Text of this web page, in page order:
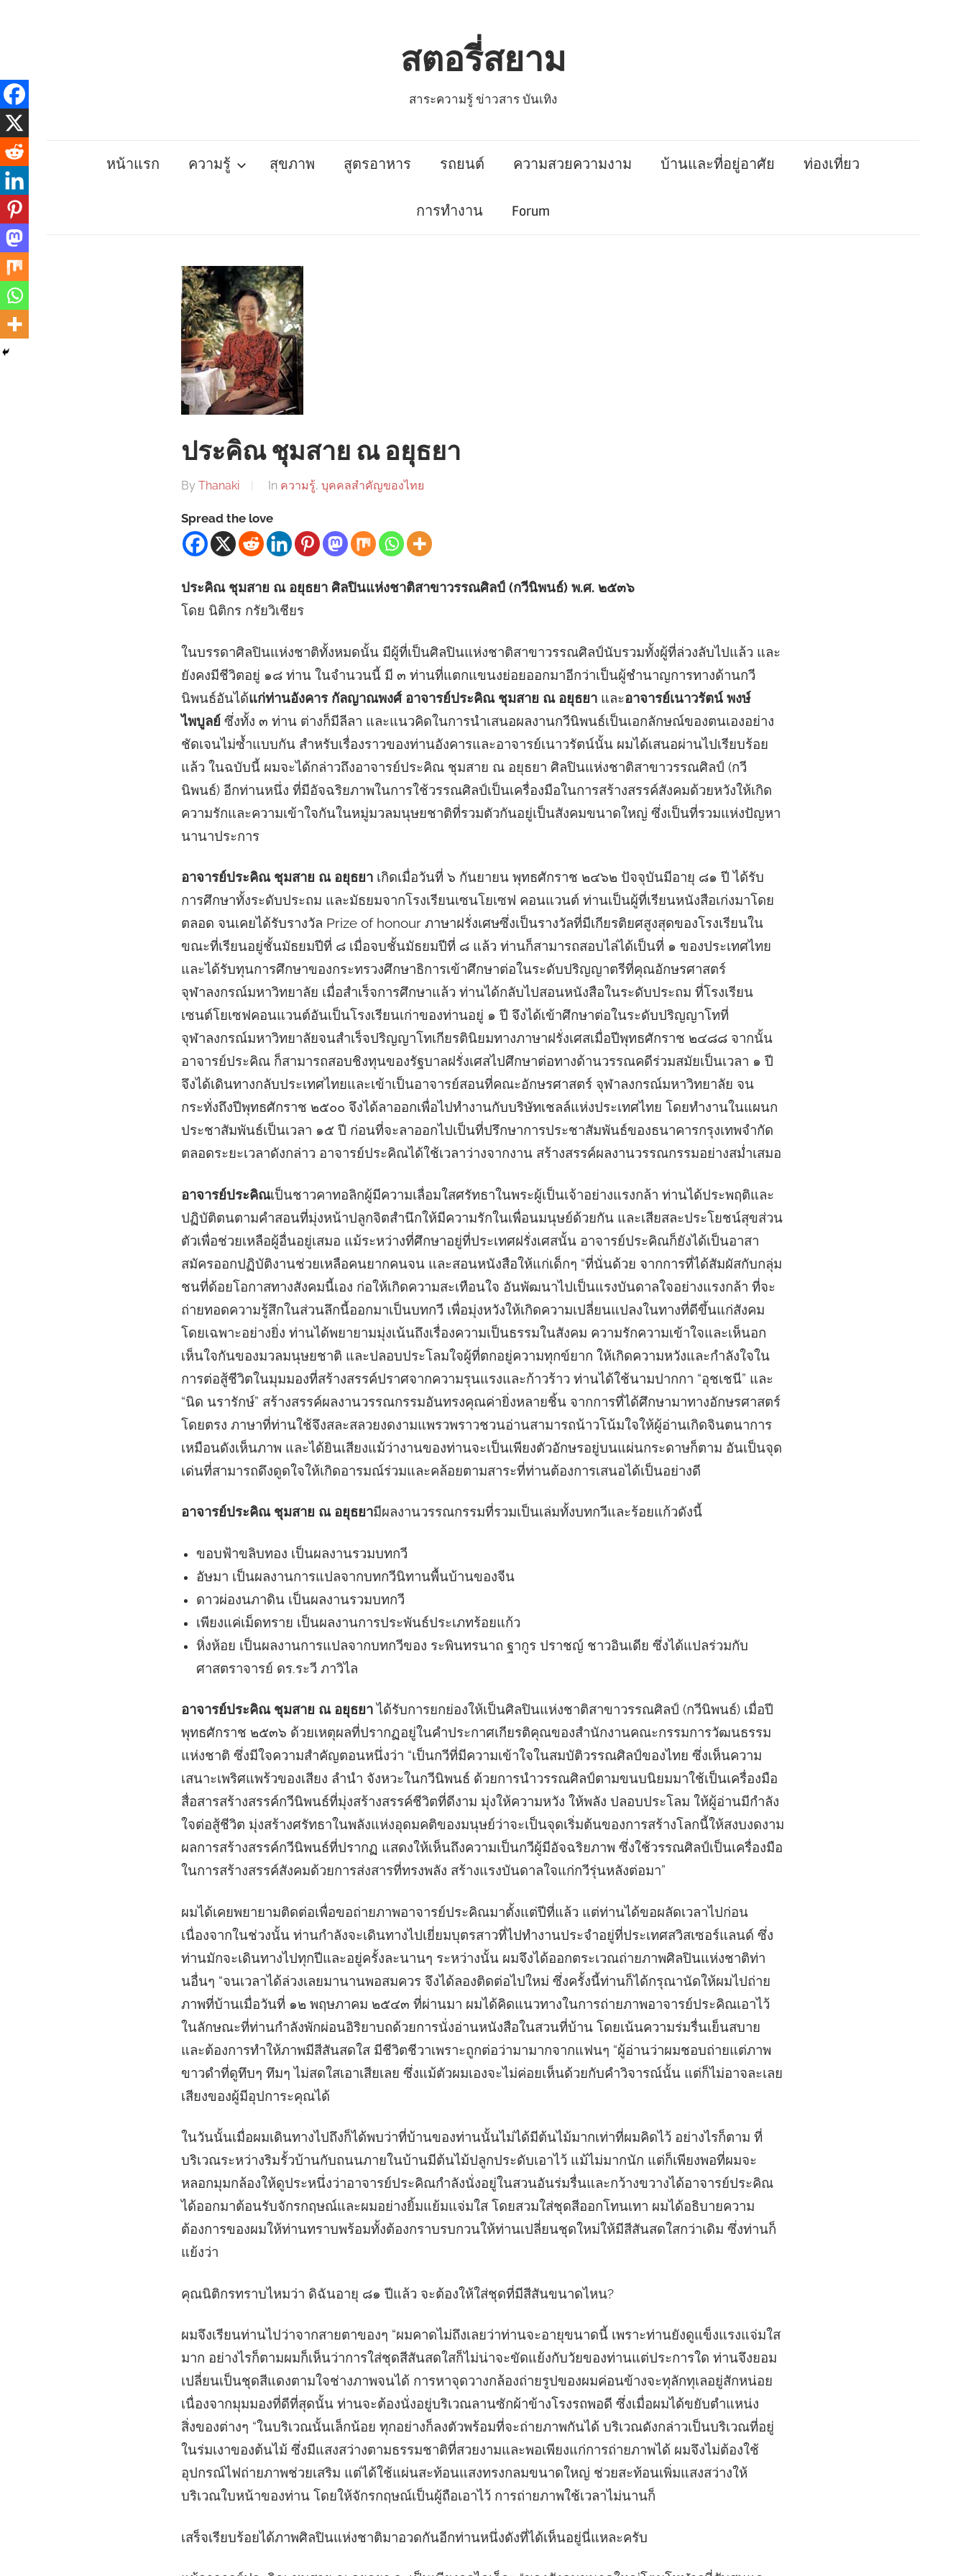
สตอรี่สยาม
สาระความรู้ ข่าวสาร บันเทิง
หน้าแรก ความรู้ สุขภาพ สูตรอาหาร รถยนต์ ความสวยความงาม บ้านและที่อยู่อาศัย ท่องเที่ยว
การทำงาน Forum
ประคิณ ชุมสาย ณ อยุธยา
By Thanaki In ความรู้, บุคคลสำคัญของไทย
Spread the love
ประคิณ ชุมสาย ณ อยุธยา ศิลปินแห่งชาติสาขาวรรณศิลป์ (กวีนิพนธ์) พ.ศ. ๒๕๓๖
โดย นิติกร กรัยวิเชียร
ในบรรดาศิลปินแห่งชาติทั้งหมดนั้น มีผู้ที่เป็นศิลปินแห่งชาติสาขาวรรณศิลป์นับรวมทั้งผู้ที่ล่วงลับไปแล้ว และ
ยังคงมีชีวิตอยู่ ๑๘ ท่าน ในจำนวนนี้ มี ๓ ท่านที่แตกแขนงย่อยออกมาอีกว่าเป็นผู้ชำนาญการทางด้านกวี
นิพนธ์อันได้แก่ท่านอังคาร กัลญาณพงศ์ อาจารย์ประคิณ ชุมสาย ณ อยุธยา และอาจารย์เนาวรัตน์ พงษ์
ไพบูลย์ ซึ่งทั้ง ๓ ท่าน ต่างก็มีลีลา และแนวคิดในการนำเสนอผลงานกวีนิพนธ์เป็นเอกลักษณ์ของตนเองอย่าง
ชัดเจนไม่ซ้ำแบบกัน สำหรับเรื่องราวของท่านอังคารและอาจารย์เนาวรัตน์นั้น ผมได้เสนอผ่านไปเรียบร้อย
แล้ว ในฉบับนี้ ผมจะได้กล่าวถึงอาจารย์ประคิณ ชุมสาย ณ อยุธยา ศิลปินแห่งชาติสาขาวรรณศิลป์ (กวี
นิพนธ์) อีกท่านหนึ่ง ที่มีอัจฉริยภาพในการใช้วรรณศิลป์เป็นเครื่องมือในการสร้างสรรค์สังคมด้วยหวังให้เกิด
ความรักและความเข้าใจกันในหมู่มวลมนุษยชาติที่รวมตัวกันอยู่เป็นสังคมขนาดใหญ่ ซึ่งเป็นที่รวมแห่งปัญหา
นานาประการ
อาจารย์ประคิณ ชุมสาย ณ อยุธยา เกิดเมื่อวันที่ ๖ กันยายน พุทธศักราช ๒๔๖๒ ปัจจุบันมีอายุ ๘๑ ปี ได้รับ
การศึกษาทั้งระดับประถม และมัธยมจากโรงเรียนเซนโยเซฟ คอนแวนต์ ท่านเป็นผู้ที่เรียนหนังสือเก่งมาโดย
ตลอด จนเคยได้รับรางวัล Prize of honour ภาษาฝรั่งเศษซึ่งเป็นรางวัลที่มีเกียรติยศสูงสุดของโรงเรียนใน
ขณะที่เรียนอยู่ชั้นมัธยมปีที่ ๘ เมื่อจบชั้นมัธยมปีที่ ๘ แล้ว ท่านก็สามารถสอบไล่ได้เป็นที่ ๑ ของประเทศไทย
และได้รับทุนการศึกษาของกระทรวงศึกษาธิการเข้าศึกษาต่อในระดับปริญญาตรีที่คุณอักษรศาสตร์
จุฬาลงกรณ์มหาวิทยาลัย เมื่อสำเร็จการศึกษาแล้ว ท่านได้กลับไปสอนหนังสือในระดับประถม ที่โรงเรียน
เซนต์โยเซฟคอนแวนต์อันเป็นโรงเรียนเก่าของท่านอยู่ ๑ ปี จึงได้เข้าศึกษาต่อในระดับปริญญาโทที่
จุฬาลงกรณ์มหาวิทยาลัยจนสำเร็จปริญญาโทเกียรตินิยมทางภาษาฝรั่งเศสเมื่อปีพุทธศักราช ๒๔๘๘ จากนั้น
อาจารย์ประคิณ ก็สามารถสอบชิงทุนของรัฐบาลฝรั่งเศสไปศึกษาต่อทางด้านวรรณคดีร่วมสมัยเป็นเวลา ๑ ปี
จึงได้เดินทางกลับประเทศไทยและเข้าเป็นอาจารย์สอนที่คณะอักษรศาสตร์ จุฬาลงกรณ์มหาวิทยาลัย จน
กระทั่งถึงปีพุทธศักราช ๒๕๐๐ จึงได้ลาออกเพื่อไปทำงานกับบริษัทเชลล์แห่งประเทศไทย โดยทำงานในแผนก
ประชาสัมพันธ์เป็นเวลา ๑๕ ปี ก่อนที่จะลาออกไปเป็นที่ปรึกษาการประชาสัมพันธ์ของธนาคารกรุงเทพจำกัด
ตลอดระยะเวลาดังกล่าว อาจารย์ประคิณได้ใช้เวลาว่างจากงาน สร้างสรรค์ผลงานวรรณกรรมอย่างสม่ำเสมอ
อาจารย์ประคิณเป็นชาวคาทอลิกผู้มีความเลื่อมใสศรัทธาในพระผู้เป็นเจ้าอย่างแรงกล้า ท่านได้ประพฤติและ
ปฏิบัติตนตามคำสอนที่มุ่งหน้าปลูกจิตสำนึกให้มีความรักในเพื่อนมนุษย์ด้วยกัน และเสียสละประโยชน์สุขส่วน
ตัวเพื่อช่วยเหลือผู้อื่นอยู่เสมอ แม้ระหว่างที่ศึกษาอยู่ที่ประเทศฝรั่งเศสนั้น อาจารย์ประคิณก็ยังได้เป็นอาสา
สมัครออกปฏิบัติงานช่วยเหลือคนยากคนจน และสอนหนังสือให้แก่เด็กๆ “ที่นั่นด้วย จากการที่ได้สัมผัสกับกลุ่ม
ชนที่ด้อยโอกาสทางสังคมนี้เอง ก่อให้เกิดความสะเทือนใจ อันพัฒนาไปเป็นแรงบันดาลใจอย่างแรงกล้า ที่จะ
ถ่ายทอดความรู้สึกในส่วนลึกนี้ออกมาเป็นบทกวี เพื่อมุ่งหวังให้เกิดความเปลี่ยนแปลงในทางที่ดีขึ้นแก่สังคม
โดยเฉพาะอย่างยิ่ง ท่านได้พยายามมุ่งเน้นถึงเรื่องความเป็นธรรมในสังคม ความรักความเข้าใจและเห็นอก
เห็นใจกันของมวลมนุษยชาติ และปลอบประโลมใจผู้ที่ตกอยู่ความทุกข์ยาก ให้เกิดความหวังและกำลังใจใน
การต่อสู้ชีวิตในมุมมองที่สร้างสรรค์ปราศจากความรุนแรงและก้าวร้าว ท่านได้ใช้นามปากกา “อุชเชนี” และ
“นิด นรารักษ์” สร้างสรรค์ผลงานวรรณกรรมอันทรงคุณค่ายิ่งหลายชิ้น จากการที่ได้ศึกษามาทางอักษรศาสตร์
โดยตรง ภาษาที่ท่านใช้จึงสละสลวยงดงามแพรวพราวชวนอ่านสามารถน้าวโน้มใจให้ผู้อ่านเกิดจินตนาการ
เหมือนดังเห็นภาพ และได้ยินเสียงแม้ว่างานของท่านจะเป็นเพียงตัวอักษรอยู่บนแผ่นกระดาษก็ตาม อันเป็นจุด
เด่นที่สามารถดึงดูดใจให้เกิดอารมณ์ร่วมและคล้อยตามสาระที่ท่านต้องการเสนอได้เป็นอย่างดี
อาจารย์ประคิณ ชุมสาย ณ อยุธยามีผลงานวรรณกรรมที่รวมเป็นเล่มทั้งบทกวีและร้อยแก้วดังนี้
ขอบฟ้าขลิบทอง เป็นผลงานรวมบทกวี
อัษมา เป็นผลงานการแปลจากบทกวีนิทานพื้นบ้านของจีน
ดาวผ่องนภาดิน เป็นผลงานรวมบทกวี
เพียงแค่เม็ดทราย เป็นผลงานการประพันธ์ประเภทร้อยแก้ว
หิ่งห้อย เป็นผลงานการแปลจากบทกวีของ ระพินทรนาถ ฐากูร ปราชญ์ ชาวอินเดีย ซึ่งได้แปลร่วมกับ
ศาสตราจารย์ ดร.ระวี ภาวิไล
อาจารย์ประคิณ ชุมสาย ณ อยุธยาได้รับการยกย่องให้เป็นศิลปินแห่งชาติสาขาวรรณศิลป์ (กวีนิพนธ์) เมื่อปี
พุทธศักราช ๒๕๓๖ ด้วยเหตุผลที่ปรากฏอยู่ในคำประกาศเกียรติคุณของสำนักงานคณะกรรมการวัฒนธรรม
แห่งชาติ ซึ่งมีใจความสำคัญตอนหนึ่งว่า “เป็นกวีที่มีความเข้าใจในสมบัติวรรณศิลป์ของไทย ซึ่งเห็นความ
เสนาะเพริศแพร้วของเสียง ลำนำ จังหวะในกวีนิพนธ์ ด้วยการนำวรรณศิลป์ตามขนบนิยมมาใช้เป็นเครื่องมือ
สื่อสารสร้างสรรค์กวีนิพนธ์ที่มุ่งสร้างสรรค์ชีวิตที่ดีงาม มุ่งให้ความหวัง ให้พลัง ปลอบประโลม ให้ผู้อ่านมีกำลัง
ใจต่อสู้ชีวิต มุ่งสร้างศรัทธาในพลังแห่งอุดมคติของมนุษย์ว่าจะเป็นจุดเริ่มต้นของการสร้างโลกนี้ให้สงบงดงาม
ผลการสร้างสรรค์กวีนิพนธ์ที่ปรากฏ แสดงให้เห็นถึงความเป็นกวีผู้มีอัจฉริยภาพ ซึ่งใช้วรรณศิลป์เป็นเครื่องมือ
ในการสร้างสรรค์สังคมด้วยการส่งสารที่ทรงพลัง สร้างแรงบันดาลใจแก่กวีรุ่นหลังต่อมา”
ผมได้เคยพยายามติดต่อเพื่อขอถ่ายภาพอาจารย์ประคิณมาตั้งแต่ปีที่แล้ว แต่ท่านได้ขอผลัดเวลาไปก่อน
เนื่องจากในช่วงนั้น ท่านกำลังจะเดินทางไปเยี่ยมบุตรสาวที่ไปทำงานประจำอยู่ที่ประเทศสวิสเซอร์แลนด์ ซึ่ง
ท่านมักจะเดินทางไปทุกปีและอยู่ครั้งละนานๆ ระหว่างนั้น ผมจึงได้ออกตระเวณถ่ายภาพศิลปินแห่งชาติท่า
นอื่นๆ “จนเวลาได้ล่วงเลยมานานพอสมควร จึงได้ลองติดต่อไปใหม่ ซึ่งครั้งนี้ท่านก็ได้กรุณานัดให้ผมไปถ่าย
ภาพที่บ้านเมื่อวันที่ ๑๒ พฤษภาคม ๒๕๔๓ ที่ผ่านมา ผมได้คิดแนวทางในการถ่ายภาพอาจารย์ประคิณเอาไว้
ในลักษณะที่ท่านกำลังพักผ่อนอิริยาบถด้วยการนั่งอ่านหนังสือในสวนที่บ้าน โดยเน้นความร่มรื่นเย็นสบาย
และต้องการทำให้ภาพมีสีสันสดใส มีชีวิตชีวาเพราะถูกต่อว่ามามากจากแฟนๆ “ผู้อ่านว่าผมชอบถ่ายแต่ภาพ
ขาวดำที่ดูทึบๆ ทึมๆ ไม่สดใสเอาเสียเลย ซึ่งแม้ตัวผมเองจะไม่ค่อยเห็นด้วยกับคำวิจารณ์นั้น แต่ก็ไม่อาจละเลย
เสียงของผู้มีอุปการะคุณได้
ในวันนั้นเมื่อผมเดินทางไปถึงก็ได้พบว่าที่บ้านของท่านนั้นไม่ได้มีต้นไม้มากเท่าที่ผมคิดไว้ อย่างไรก็ตาม ที่
บริเวณระหว่างริมรั้วบ้านกับถนนภายในบ้านมีต้นไม้ปลูกประดับเอาไว้ แม้ไม่มากนัก แต่ก็เพียงพอที่ผมจะ
หลอกมุมกล้องให้ดูประหนึ่งว่าอาจารย์ประคิณกำลังนั่งอยู่ในสวนอันร่มรื่นและกว้างขวางได้อาจารย์ประคิณ
ได้ออกมาต้อนรับจักรกฤษณ์และผมอย่างยิ้มแย้มแจ่มใส โดยสวมใส่ชุดสีออกโทนเทา ผมได้อธิบายความ
ต้องการของผมให้ท่านทราบพร้อมทั้งต้องกราบรบกวนให้ท่านเปลี่ยนชุดใหม่ให้มีสีสันสดใสกว่าเดิม ซึ่งท่านก็
แย้งว่า
คุณนิติกรทราบไหมว่า ดิฉันอายุ ๘๑ ปีแล้ว จะต้องให้ใส่ชุดที่มีสีสันขนาดไหน?
ผมจึงเรียนท่านไปว่าจากสายตาของๆ “ผมคาดไม่ถึงเลยว่าท่านจะอายุขนาดนี้ เพราะท่านยังดูแข็งแรงแจ่มใส
มาก อย่างไรก็ตามผมก็เห็นว่าการใส่ชุดสีสันสดใสก็ไม่น่าจะขัดแย้งกับวัยของท่านแต่ประการใด ท่านจึงยอม
เปลี่ยนเป็นชุดสีแดงตามใจช่างภาพจนได้ การหาจุดวางกล้องถ่ายรูปของผมค่อนข้างจะทุลักทุเลอยู่สักหน่อย
เนื่องจากมุมมองที่ดีที่สุดนั้น ท่านจะต้องนั่งอยู่บริเวณลานซักผ้าข้างโรงรถพอดี ซึ่งเมื่อผมได้ขยับตำแหน่ง
สิ่งของต่างๆ “ในบริเวณนั้นเล็กน้อย ทุกอย่างก็ลงตัวพร้อมที่จะถ่ายภาพกันได้ บริเวณดังกล่าวเป็นบริเวณที่อยู่
ในร่มเงาของต้นไม้ ซึ่งมีแสงสว่างตามธรรมชาติที่สวยงามและพอเพียงแก่การถ่ายภาพได้ ผมจึงไม่ต้องใช้
อุปกรณ์ไฟถ่ายภาพช่วยเสริม แต่ได้ใช้แผ่นสะท้อนแสงทรงกลมขนาดใหญ่ ช่วยสะท้อนเพิ่มแสงสว่างให้
บริเวณใบหน้าของท่าน โดยให้จักรกฤษณ์เป็นผู้ถือเอาไว้ การถ่ายภาพใช้เวลาไม่นานก็
เสร็จเรียบร้อยได้ภาพศิลปินแห่งชาติมาอวดกันอีกท่านหนึ่งดังที่ได้เห็นอยู่นี่แหละครับ